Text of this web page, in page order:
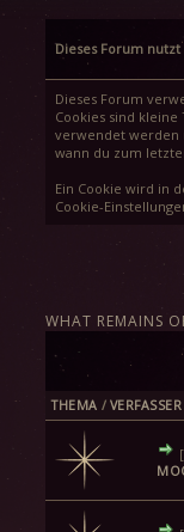
Sommerferien
der Stadt auch
Schullaufbahn.
auch hier ein
Feiern in lauen
höchstens noch
man eine
kann.
Dieses Forum nutzt
Dieses Forum
Cookies sind
verwendet werden
wann du zum
Ein Cookie wird in
Cookie-
WHAT REMAINS
THEMA / VERFASSER